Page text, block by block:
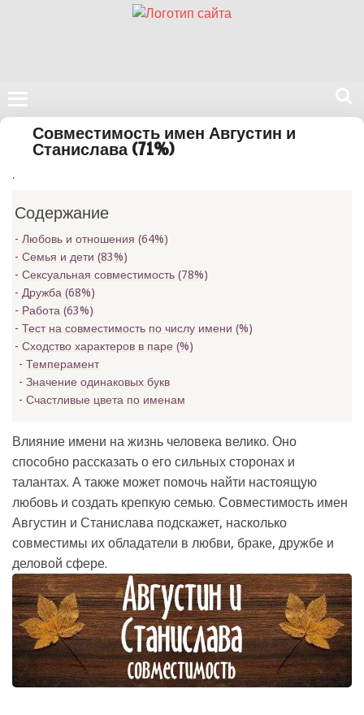
Поиск
сайте
Совместимость имен Августин и
Станислава (71%)
.
Содержание
Любовь и отношения (64%)
Семья и дети (83%)
Сексуальная совместимость (78%)
Дружба (68%)
Работа (63%)
Тест на совместимость по числу имени (%)
Сходство характеров в паре (%)
Темперамент
Значение одинаковых букв
Счастливые цвета по именам
Влияние имени на жизнь человека велико. Оно
способно рассказать о его сильных сторонах и
талантах. А также может помочь найти настоящую
любовь и создать крепкую семью. Совместимость имен
Августин и Станислава подскажет, насколько
совместимы их обладатели в любви, браке, дружбе и
деловой сфере.